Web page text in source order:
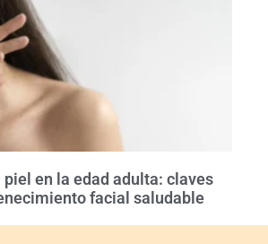
piel en la edad adulta: claves
facial saludable